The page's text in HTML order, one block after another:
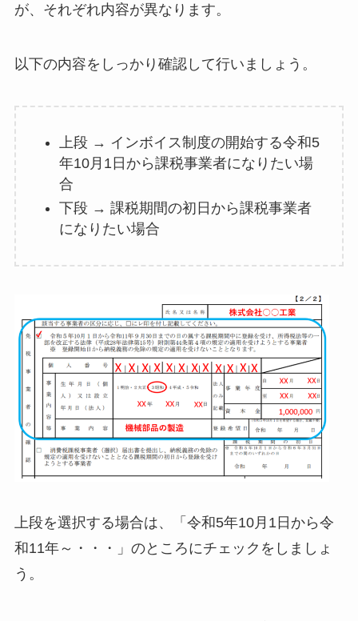
が、それぞれ内容が異なります。
以下の内容をしっかり確認して行いましょう。
上段 → インボイス制度の開始する令和5
年10月1日から課税事業者になりたい場
合
下段 → 課税期間の初日から課税事業者
になりたい場合
上段を選択する場合は、「令和5年10月1日から令
和11年～・・・」のところにチェックをしましょ
う。